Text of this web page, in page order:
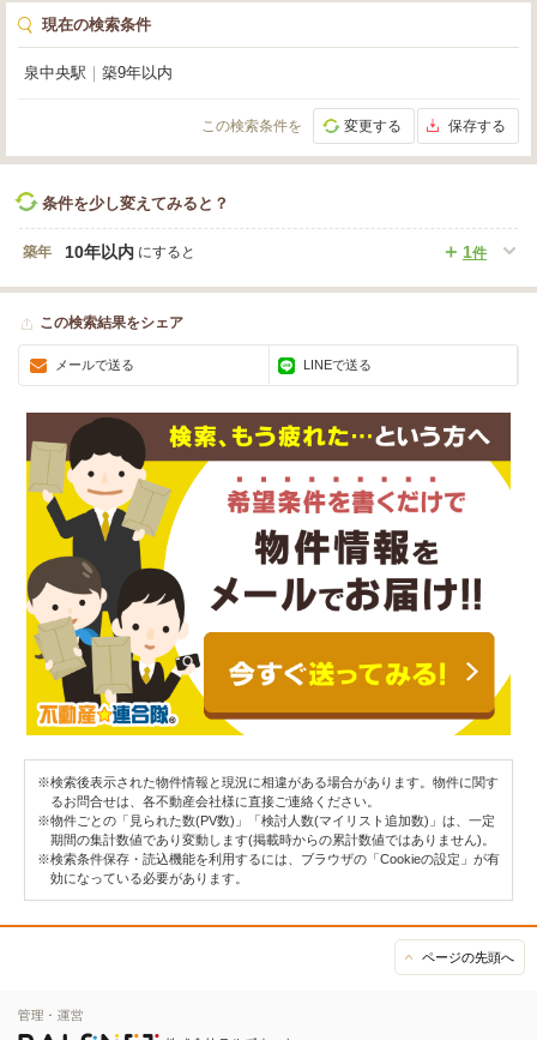
現在の検索条件
泉中央駅 築9年以内
この検索条件を 変更する 保存する
条件を少し変えてみると？
築年 1件
10年以内 にすると
この検索結果をシェア
メールで送る LINEで送る
※検索後表示された物件情報と現況に相違がある場合があります。物件に関す
るお問合せは、各不動産会社様に直接ご連絡ください。
※物件ごとの「見られた数(PV数)」「検討人数(マイリスト追加数)」は、一定
期間の集計数値であり変動します(掲載時からの累計数値ではありません)。
※検索条件保存・読込機能を利用するには、ブラウザの「Cookieの設定」が有
効になっている必要があります。
ページの先頭へ